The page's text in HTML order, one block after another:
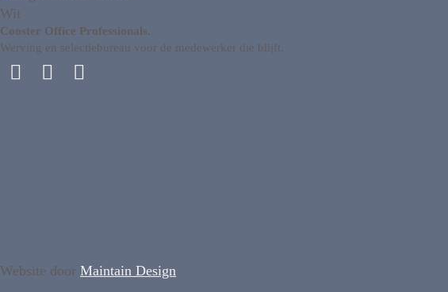
Cooster Office Professionals.
Werving en selectiebureau voor de medewerker die blijft.
Website door Maintain Design